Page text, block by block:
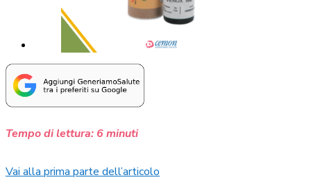
Tempo di lettura: 6minuti
Vai alla prima parte dell’articolo